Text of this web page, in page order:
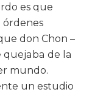
es que
órdenes
don Chon –
quejaba de la
mundo.
un estudio